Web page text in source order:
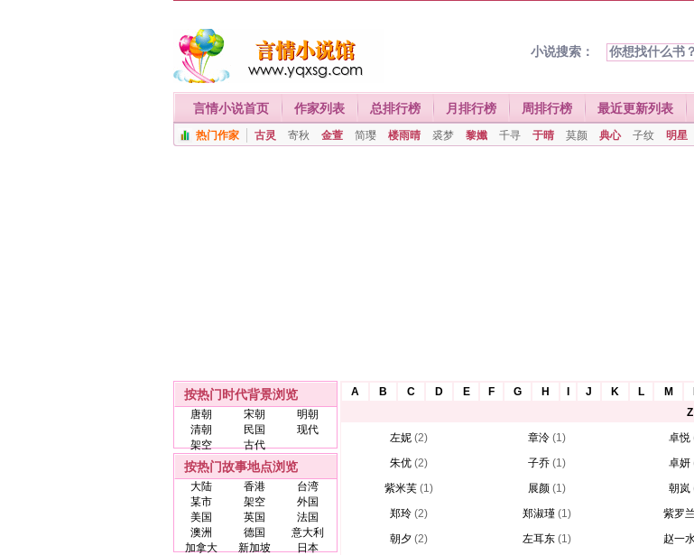
小说搜索：
言情小说首页 作家列表 总排行榜 月排行榜 周排行榜 最近更新列表
热门作家 古灵 寄秋 金萱 简璎 楼雨晴 裘梦 黎孅 千寻 于晴 莫颜 典心 子纹 明星
按热门时代背景浏览
唐朝 宋朝
明朝
清朝
民国
现代
架空
古代
按热门故事地点浏览
大陆 香港
台湾
某市
架空
外国
美国
英国
法国
澳洲
德国
意大利
加拿大
新加坡
日本
A B C D E F G H J K L M
Z
左妮 (2) 章泠 (1) 卓悦
朱优 (2) 子乔 (1) 卓妍
紫米芙 (1) 展颜 (1) 朝岚
郑玲 (2) 郑淑瑾 (1) 紫罗兰
朝夕 (2) 左耳东 (1) 赵一